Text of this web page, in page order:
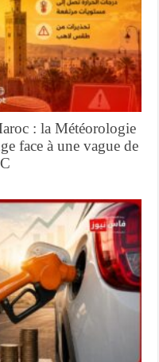
: la Météorologie
face à une vague de